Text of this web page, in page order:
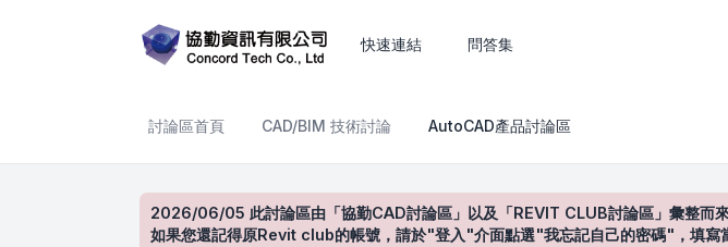
快速連結 問答集
討論區首頁 CAD/BIM 技術討論 AutoCAD產品討論區
2026/06/05 此討論區由「協勤CAD討論區」以及「REVIT CLUB討論區」彙整而
如果您還記得原Revit club的帳號，請於"登入"介面點選"我忘記自己的密碼"，填寫